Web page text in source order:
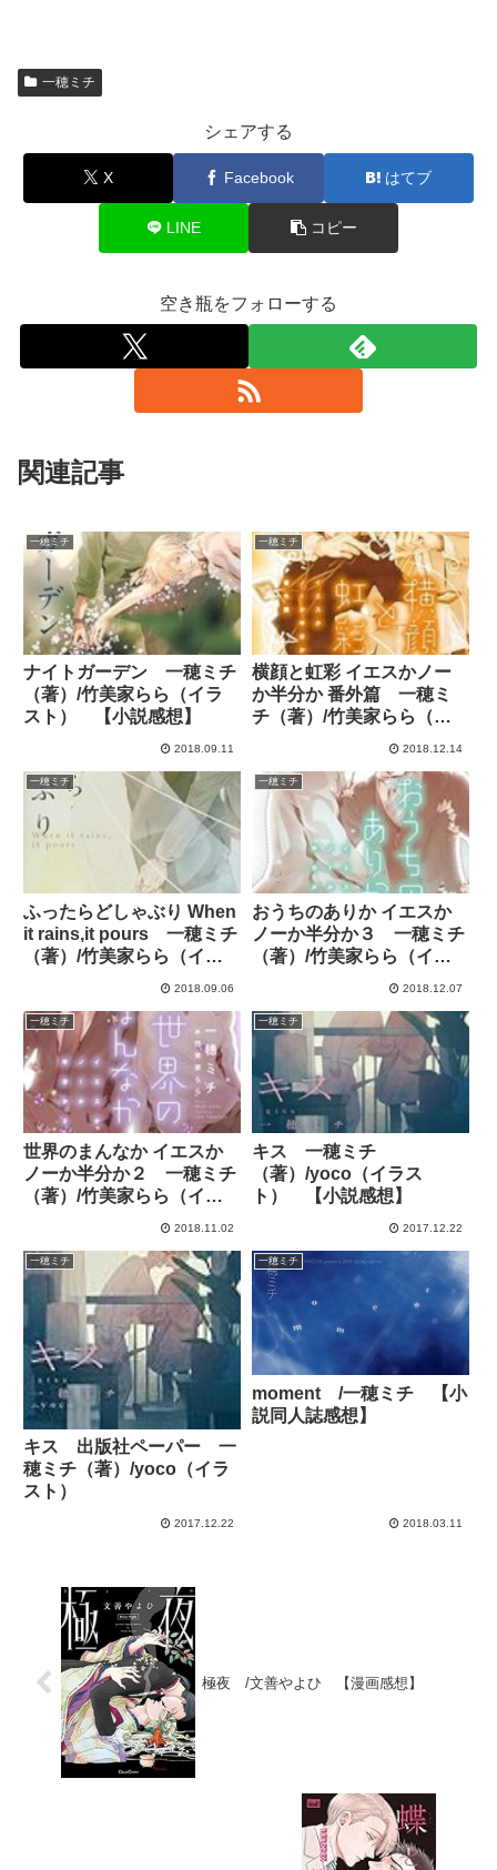
一穂ミチ
シェアする
X Facebook はてブ
LINE コピー
空き瓶をフォローする
関連記事
一穂ミチ
ナイトガーデン 一穂ミチ
（著）/竹美家らら（イラ
スト） 【小説感想】
2018.09.11
一穂ミチ
横顔と虹彩 イエスかノー
か半分か 番外篇 一穂ミ
チ（著）/竹美家らら（イ
2018.12.14
一穂ミチ
ふったらどしゃぶり When
it rains,it pours 一穂ミチ
（著）/竹美家らら（イラ
2018.09.06
一穂ミチ
おうちのありか イエスか
ノーか半分か３ 一穂ミチ
（著）/竹美家らら（イラ
2018.12.07
一穂ミチ
世界のまんなか イエスか
ノーか半分か２ 一穂ミチ
（著）/竹美家らら（イラ
2018.11.02
一穂ミチ
キス 一穂ミチ
（著）/yoco（イラス
ト） 【小説感想】
2017.12.22
一穂ミチ
キス 出版社ペーパー 一
穂ミチ（著）/yoco（イラ
スト）
2017.12.22
一穂ミチ
moment /一穂ミチ 【小
説同人誌感想】
2018.03.11
極夜 /文善やよひ 【漫画感想】